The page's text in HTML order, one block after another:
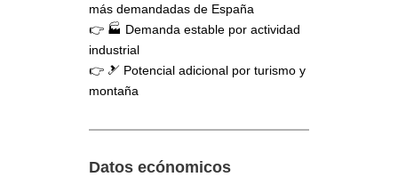
más demandadas de España
👉 🏭 Demanda estable por actividad
industrial
👉 🎿 Potencial adicional por turismo y
montaña
Datos ecónomicos